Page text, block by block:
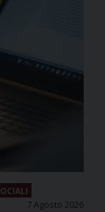
7 Agosto 2026